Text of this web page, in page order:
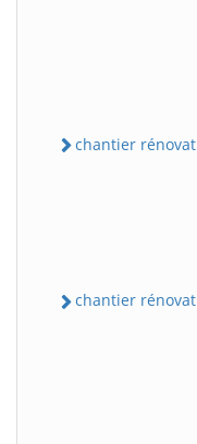
chantier
chantier